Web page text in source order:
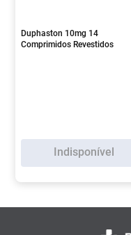
Duphaston 10mg 14
Comprimidos Revestidos
Indisponível